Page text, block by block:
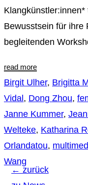
Bewusstsein für ihre
begleitenden
read more
Birgit Ulher, Brigitta
Vidal , Dong Zhou,
Janne Kummer,
Welteke, Katharina
Orlandatou,
Wang
← zurück